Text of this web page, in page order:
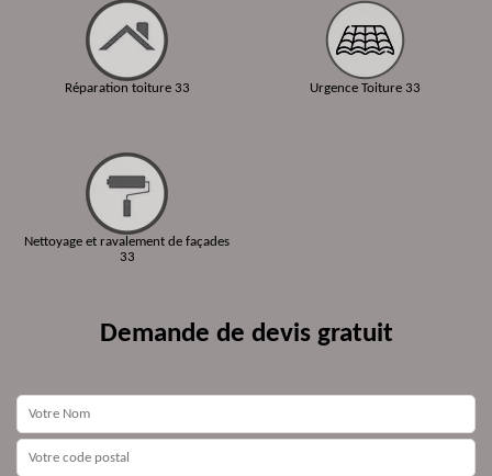
Réparation toiture 33
Nettoyage et ravalement de façades
33
Urgence Toiture 33
Demande de devis gratuit